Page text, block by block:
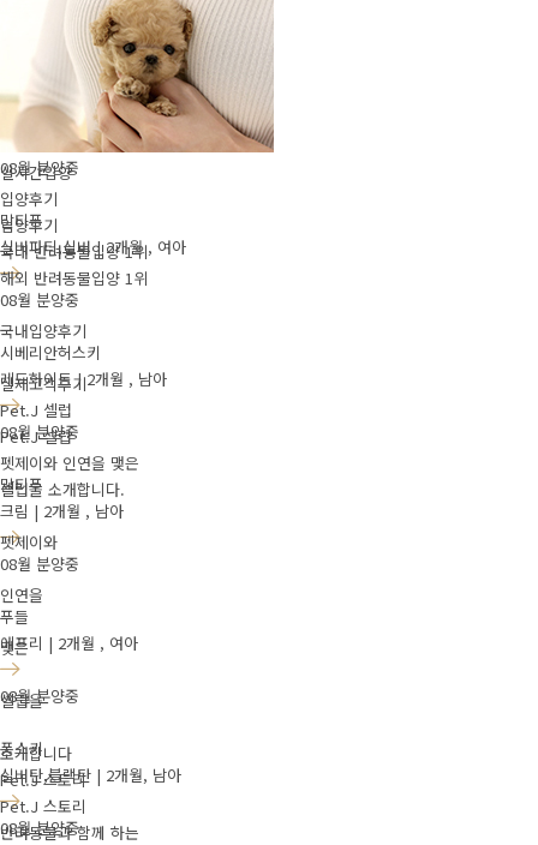
실시간입양
입양후기
입양후기
국내 반려동물입양 1위
해외 반려동물입양 1위
국내입양후기
실제고객후기
Pet.J 셀럽
Pet.J 셀럽
펫제이와 인연을 맺은
셀럽을 소개합니다.
펫제이와
인연을
맺은
셀럽을
소개합니다
Pet.J 스토리
Pet.J 스토리
반려동물과 함께 하는
08월 분양중
꼬똥드툴레아
화이트 | 2개월, 여아
08월 분양중
말티푸
실버파티,실버 | 2개월 , 여아
08월 분양중
시베리안허스키
레드화이트 | 2개월 , 남아
08월 분양중
말티푸
크림 | 2개월 , 남아
08월 분양중
푸들
에프리 | 2개월 , 여아
08월 분양중
폼스키
실버탄,블랙탄 | 2개월, 남아
08월 분양중